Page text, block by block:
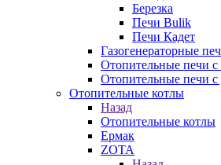
Березка
Печи Bulik
Печи Кадет
Газогенераторные
Отопительные печи
Отопительные печи с
Отопительные котлы
Назад
Отопительные котлы
Ермак
ZOTA